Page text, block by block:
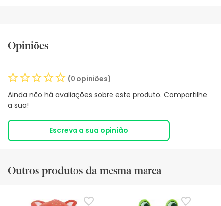
Opiniões
(0 opiniões)
Ainda não há avaliações sobre este produto. Compartilhe
a sua!
Escreva a sua opinião
Outros produtos da mesma marca